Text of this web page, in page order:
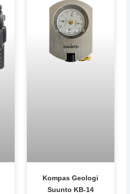
Kompas Geologi
Suunto KB-14